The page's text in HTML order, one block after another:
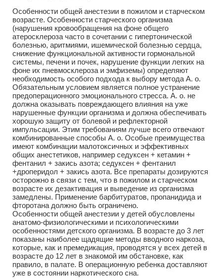
Особенности общей анестезии в пожилом и старческом
возрасте. Особенности старческого организма
(нарушения кровообращения на фоне общего
атеросклероза часто в сочетании с гипертонической
болезнью, аритмиями, ишемической болезнью сердца,
снижение функциональной активности гормональной
системы, печени и почек, нарушение функции легких на
фоне их пневмосклероза и эмфиземы) определяют
необходимость особого подхода к выбору метода А. о.
Обязательным условием является полное устранение
предоперационного эмоционального стресса. А. о. не
должна оказывать повреждающего влияния на уже
нарушенные функции организма и должна обеспечивать
хорошую защиту от болевой и рефлекторной
импульсации. Этим требованиям лучше всего отвечают
комбинированные способы А. о. Особые преимущества
имеют комбинации малотоксичных и эффективных
общих анестетиков, например седуксен + кетамин +
фентанил + закись азота; седуксен + фентанил
+дроперидол + закись азота. Все препараты дозируются
осторожно в связи с тем, что в пожилом и старческом
возрасте их дезактивация и выведение из организма
замедлены. Применение барбитуратов, пропанидида и
фторотана должно быть ограничено.
Особенности общей анестезии у детей обусловлены
анатомо-физиологическими и психологическими
особенностями детского организма. В возрасте до 3 лет
показаны наиболее щадящие методы вводного наркоза,
которые, как и премедикация, проводятся у всех детей в
возрасте до 12 лет в знакомой им обстановке, как
правило, в палате. В операционную ребенка доставляют
уже в состоянии наркотического сна.